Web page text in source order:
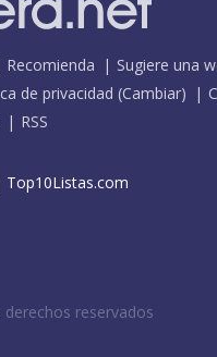
Recomienda
Sugiere una
de privacidad (Cambiar)
RSS
Top10Listas.com
reservados